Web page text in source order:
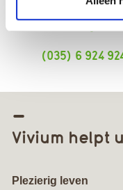
(035) 6 924
Vivium helpt
Plezierig leven